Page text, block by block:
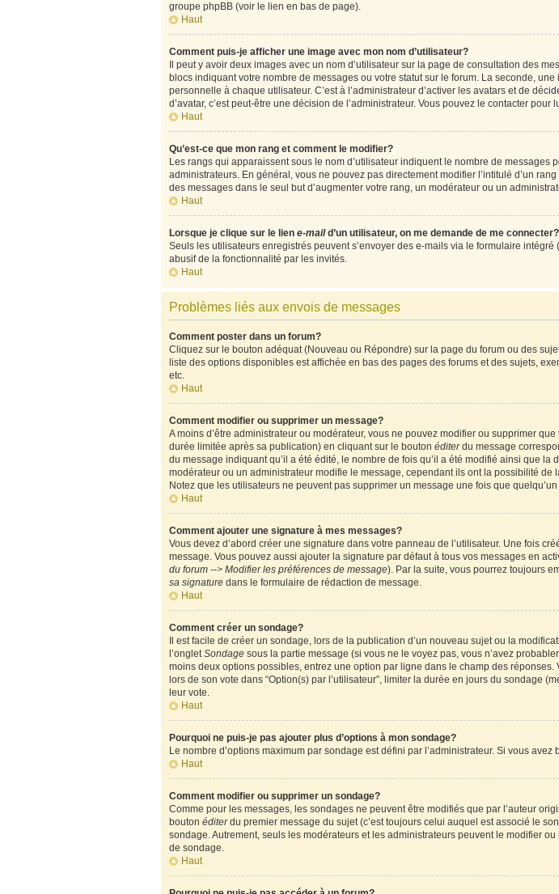
groupe phpBB (voir le lien en bas de page).
Haut
Comment puis-je afficher une image avec mon nom d’utilisateur?
Il peut y avoir deux images avec un nom d’utilisateur sur la page de consultation des
blocs indiquant votre nombre de messages ou votre statut sur le forum. La seconde,
personnelle à chaque utilisateur. C’est à l’administrateur d’activer les avatars et de
d’avatar, c’est peut-être une décision de l’administrateur. Vous pouvez le contacter pour
Haut
Qu’est-ce que mon rang et comment le modifier?
Les rangs qui apparaissent sous le nom d’utilisateur indiquent le nombre de
administrateurs. En général, vous ne pouvez pas directement modifier l’intitulé d’un
des messages dans le seul but d’augmenter votre rang, un modérateur ou un
Haut
Lorsque je clique sur le lien e-maild’un utilisateur, on me demande de me connecter?
Seuls les utilisateurs enregistrés peuvent s’envoyer des e-mails via le formulaire
abusif de la fonctionnalité par les invités.
Haut
Problèmes liés aux envois de messages
Comment poster dans un forum?
Cliquez sur le bouton adéquat (Nouveau ou Répondre) sur la page du forum ou des
liste des options disponibles est affichée en bas des pages des forums et des sujets,
etc.
Haut
Comment modifier ou supprimer un message?
A moins d’être administrateur ou modérateur, vous ne pouvez modifier ou supprimer
durée limitée après sa publication) en cliquant sur le bouton éditerdu message
du message indiquant qu’il a été édité, le nombre de fois qu’il a été modifié ainsi que
modérateur ou un administrateur modifie le message, cependant ils ont la possibilité
Notez que les utilisateurs ne peuvent pas supprimer un message une fois que
Haut
Comment ajouter une signature à mes messages?
Vous devez d’abord créer une signature dans votre panneau de l’utilisateur. Une fois
message. Vous pouvez aussi ajouter la signature par défaut à tous vos messages en
du forum --> Modifier les préférences de message). Par la suite, vous pourrez toujours
sa signaturedans le formulaire de rédaction de message.
Haut
Comment créer un sondage?
Il est facile de créer un sondage, lors de la publication d’un nouveau sujet ou la
l’ongletSondagesous la partie message (si vous ne le voyez pas, vous n’avez
moins deux options possibles, entrez une option par ligne dans le champ des
lors de son vote dans “Option(s) par l’utilisateur”, limiter la durée en jours du sondage
leur vote.
Haut
Pourquoi ne puis-je pas ajouter plus d’options à mon sondage?
Le nombre d’options maximum par sondage est défini par l’administrateur. Si vous avez
Haut
Comment modifier ou supprimer un sondage?
Comme pour les messages, les sondages ne peuvent être modifiés que par l’auteur
bouton éditerdu premier message du sujet (c’est toujours celui auquel est associé le
sondage. Autrement, seuls les modérateurs et les administrateurs peuvent le modifier
de sondage.
Haut